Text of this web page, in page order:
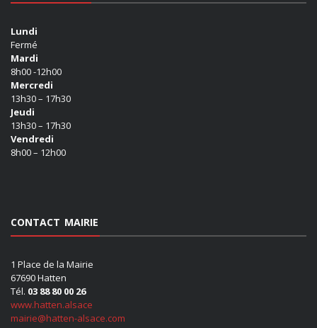
Lundi
Fermé
Mardi
8h00 -12h00
Mercredi
13h30 – 17h30
Jeudi
13h30 – 17h30
Vendredi
8h00 – 12h00
CONTACT MAIRIE
1 Place de la Mairie
67690 Hatten
Tél. 03 88 80 00 26
www.hatten.alsace
mairie@hatten-alsace.com